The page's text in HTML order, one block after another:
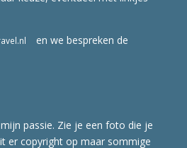
en we bespreken de
passie. Zie je een foto die je
er copyright op maar sommige